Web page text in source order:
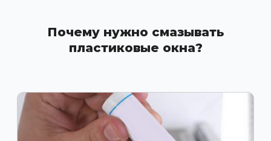
Почему нужно смазывать
пластиковые окна?